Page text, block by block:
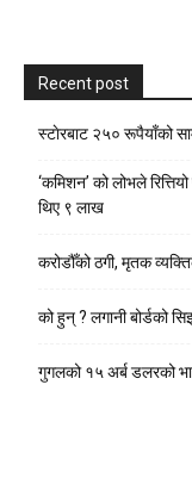
Recent post
स्टाेरबाट २५० रूपैयाँको
‘कमिशन’ को लोभले
थिए ९ लाख
करोडौँको ठगी, मृतक
को हुन् ? लगानी बोर्डको
गुगलको १५ अर्ब डलरको